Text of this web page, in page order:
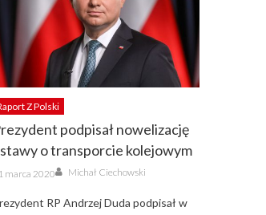
Z Polski
podpisał nowelizację
o transporcie kolejowym
marca 2020 Author
Michał Ciechowski
RP Andrzej Duda podpisał w